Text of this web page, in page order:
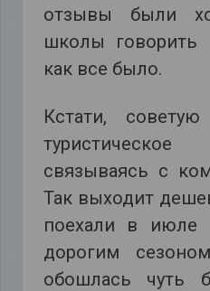
отзывы были
школы говорить
как все было.
Кстати,
связываясь с
Так выходит
поехали в июле
дорогим
обошлась чуть